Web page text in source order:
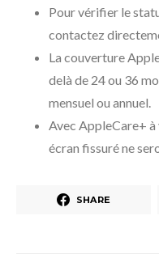
Pour vérifier le
contactez
La couverture
delà de 24 ou 36
mensuel ou annuel.
Avec AppleCare+ à
écran fissuré ne
SHARE